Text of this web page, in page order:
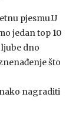
pjesmu.U
jedan top 10
dno
što
nagraditi